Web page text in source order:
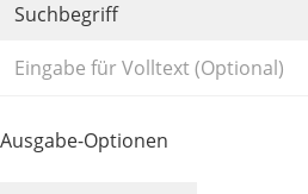
Suchbegriff
Ausgabe-Optionen